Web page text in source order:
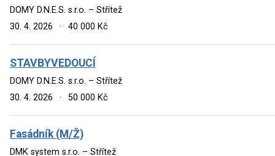
DOMY D.N.E.S. s.r.o. – Střítež
30. 4. 2026
· 40 000 Kč
STAVBYVEDOUCÍ
DOMY D.N.E.S. s.r.o. – Střítež
30. 4. 2026
· 50 000 Kč
Fasádník (M/Ž)
DMK system s.r.o. – Střítež